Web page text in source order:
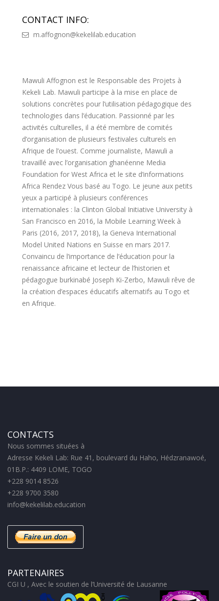
CONTACT INFO:
m.affognon@kekelilab.education
Mawuli Affognon est le Responsable des Projets à
Kekeli Lab. Mawuli participe à la mise en place de
solutions concrètes pour l’utilisation pédagogique des
technologies dans l’éducation. Passionné par les
activités culturelles, il a été membre de comités
d’organisation de plusieurs festivales culturels en
Afrique de l’ouest. Comme journaliste, Mawuli a
travaillé avec l’organisation ghanéenne Media
Foundation for West Africa et le site d’informations
Africa Rendez Vous basé au Togo. Le jeune aux petits
yeux a participé à plusieurs conférences
internationales : la Clinton Global Initiative University à
San Francisco en 2016, la Mobile Learning Week à
Paris (2016, 2017, 2018), la Geneva International
Model United Nations en Suisse en mars 2017.
Convaincu de l’importance de l’éducation pour la
renaissance africaine et lecteur de l’historien et
pédagogue burkinabé Joseph Ki-Zerbo, Mawuli rêve de
la création d’espaces éducatifs alternatifs au Togo et
en Afrique.
CONTACTS
Nous sommes situées à
Adresse Kekeli Lab: Rue 41, boulevard du Haho, Hédzranawoé,
01B.P.: 4409 LOME, TOGO
+228 9014 8526
+228 9700 3580
info@kekelilab.education
PARTENAIRES
CGI U , Avec le soutien de l’Université de Lausanne